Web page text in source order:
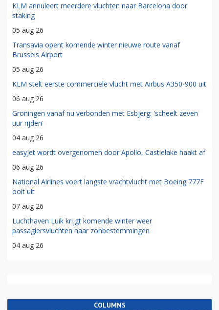
KLM annuleert meerdere vluchten naar Barcelona door
staking
05 aug 26
Transavia opent komende winter nieuwe route vanaf
Brussels Airport
05 aug 26
KLM stelt eerste commerciële vlucht met Airbus A350-900 uit
06 aug 26
Groningen vanaf nu verbonden met Esbjerg: 'scheelt zeven
uur rijden'
04 aug 26
easyJet wordt overgenomen door Apollo, Castlelake haakt af
06 aug 26
National Airlines voert langste vrachtvlucht met Boeing 777F
ooit uit
07 aug 26
Luchthaven Luik krijgt komende winter weer
passagiersvluchten naar zonbestemmingen
04 aug 26
COLUMNS